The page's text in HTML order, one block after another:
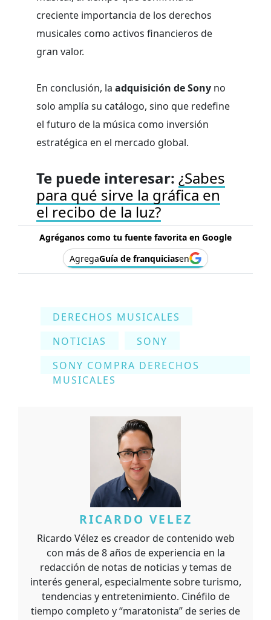
creciente importancia de los derechos
musicales como activos financieros de
gran valor.
En conclusión, la adquisición de Sony no
solo amplía su catálogo, sino que redefine
el futuro de la música como inversión
estratégica en el mercado global.
Te puede interesar: ¿Sabes
para qué sirve la gráfica en
el recibo de la luz?
Agréganos como tu fuente favorita en Google
AgregaGuía de franquiciasen
DERECHOS MUSICALES
NOTICIAS
SONY
SONY COMPRA DERECHOS
MUSICALES
RICARDO VELEZ
Ricardo Vélez es creador de contenido web
con más de 8 años de experiencia en la
redacción de notas de noticias y temas de
interés general, especialmente sobre turismo,
tendencias y entretenimiento. Cinéfilo de
tiempo completo y “maratonista” de series de